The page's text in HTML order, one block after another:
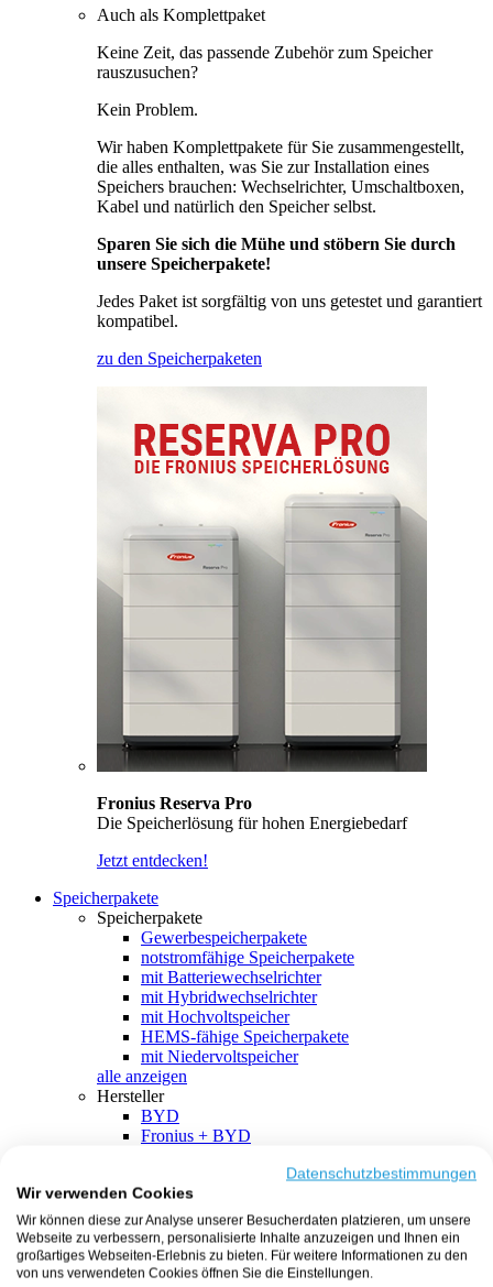
Auch als Komplettpaket
Keine Zeit, das passende Zubehör zum Speicher
rauszusuchen?
Kein Problem.
Wir haben Komplettpakete für Sie zusammengestellt,
die alles enthalten, was Sie zur Installation eines
Speichers brauchen: Wechselrichter, Umschaltboxen,
Kabel und natürlich den Speicher selbst.
Sparen Sie sich die Mühe und stöbern Sie durch
unsere Speicherpakete!
Jedes Paket ist sorgfältig von uns getestet und garantiert
kompatibel.
zu den Speicherpaketen
Fronius Reserva Pro
Die Speicherlösung für hohen Energiebedarf
Jetzt entdecken!
Speicherpakete
Speicherpakete
Gewerbespeicherpakete
notstromfähige Speicherpakete
mit Batteriewechselrichter
mit Hybridwechselrichter
mit Hochvoltspeicher
HEMS-fähige Speicherpakete
mit Niedervoltspeicher
alle anzeigen
Hersteller
BYD
Fronius + BYD
SMA + BYD
EcoFlow
EcoFlow + EcoFlow
FENECON
FENECON + FENECON
Datenschutzbestimmungen
Wir verwenden Cookies
Wir können diese zur Analyse unserer Besucherdaten platzieren, um unsere
Webseite zu verbessern, personalisierte Inhalte anzuzeigen und Ihnen ein
großartiges Webseiten-Erlebnis zu bieten. Für weitere Informationen zu den
von uns verwendeten Cookies öffnen Sie die Einstellungen.